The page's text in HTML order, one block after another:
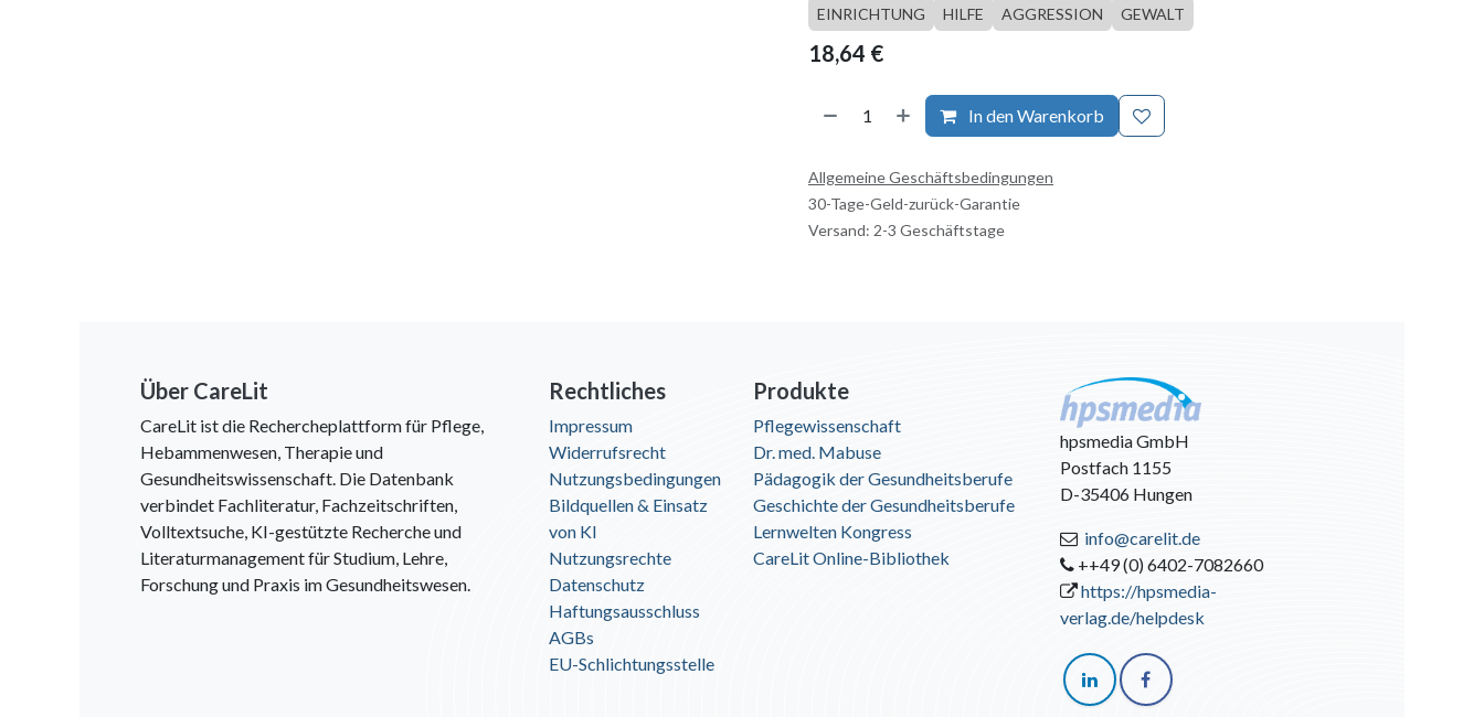
EINRICHTUNG
HILFE AGGRESSION GEWALT
18,64 €
In den Warenkorb
Allgemeine Geschäftsbedingungen
30-Tage-Geld-zurück-Garantie
Versand: 2-3 Geschäftstage
Über CareLit
CareLit ist die Rechercheplattform für Pflege,
Hebammenwesen, Therapie und
Gesundheitswissenschaft. Die Datenbank
verbindet Fachliteratur, Fachzeitschriften,
Volltextsuche, KI-gestützte Recherche und
Literaturmanagement für Studium, Lehre,
Forschung und Praxis im Gesundheitswesen.
Rechtliches
Impressum
Widerrufsrecht
Nutzungsbedingungen
Bildquellen & Einsatz
von KI
Nutzungsrechte
Datenschutz
Haftungsausschluss
AGBs
EU-Schlichtungsstelle
Produkte
Pflegewissenschaft
Dr. med. Mabuse
Pädagogik der Gesundheitsberufe
Geschichte der Gesundheitsberufe
Lernwelten Kongress
CareLit Online-Bibliothek
hpsmedia GmbH
Postfach 1155
D-35406 Hungen
info@carelit.de
++49 (0) 6402-7082660
https://hpsmedia-
verlag.de/helpdesk